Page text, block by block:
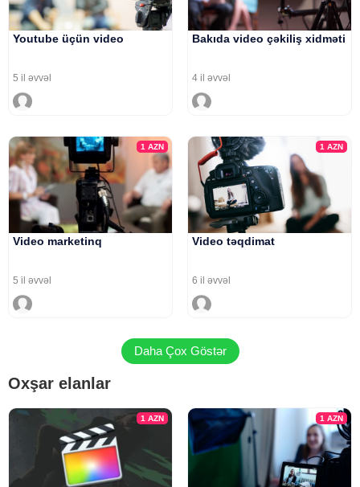
Youtube üçün video
5 il əvvəl
Bakıda video çəkiliş xidməti
4 il əvvəl
1AZN
Video marketinq
5 il əvvəl
1 AZN
Video təqdimat
6 il əvvəl
Daha Çox Göstər
Oxşar elanlar
1AZN 1 AZN